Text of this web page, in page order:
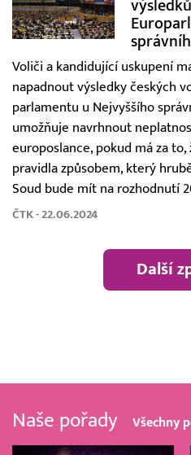
Voliči a kandidující uskupení
napadnout výsledky českých
parlamentu u Nejvyššího
umožňuje navrhnout
europoslance, pokud má za
pravidla způsobem, který
Soud bude mít na rozhodnutí
ČTK - 22.06.2024
Další
Naše pořady Všechny